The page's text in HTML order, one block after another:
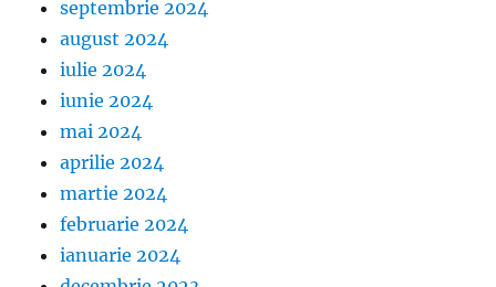
septembrie 2024
august 2024
iulie 2024
iunie 2024
mai 2024
aprilie 2024
martie 2024
februarie 2024
ianuarie 2024